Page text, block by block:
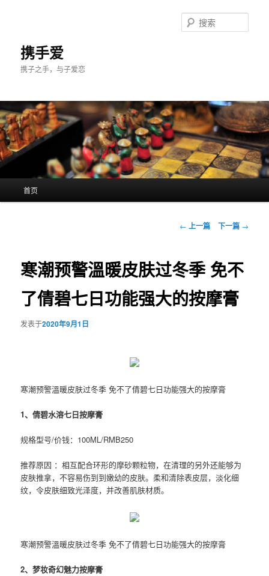
携手爱
携子之手，与子爱恋
索
首页
文
航
← 上一篇 下一篇 →
寒潮预警溫暖皮肤过冬季 免不
了倩碧七日功能强大的按摩膏
发表于2020年9月1日
寒潮预警溫暖皮肤过冬季 免不了倩碧七日功能强大的按摩膏
1、倩碧水溶七日按摩膏
规格型号/价钱：100ML/RMB250
推荐原因 ：相互配合环形的摩砂颗粒物，在清理的另外还能够为
皮肤推拿，不容易伤到到嫩幼的皮肤。柔和清除表皮层，淡化细
纹，令皮肤细致光泽度，并改善肌肤材质。
寒潮预警溫暖皮肤过冬季 免不了倩碧七日功能强大的按摩膏
2、梦妆奇幻魅力按摩膏